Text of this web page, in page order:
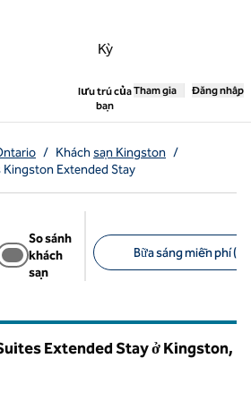
Kỳ
lưu trú của
bạn
,Mở tab mới
Tham gia Đăng nhập
/ Kháchsạn Kingston /
Kingston Extended Stay
So sánh
khách
sạn
Bữa sáng miễn phí (1)
Extended Stay ở Kingston,